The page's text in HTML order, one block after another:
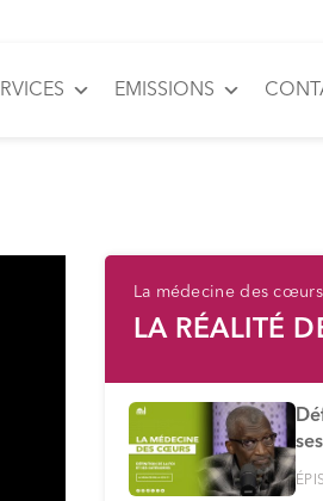
EMISSIONS
La médecine des cœurs
LA RÉALITÉ